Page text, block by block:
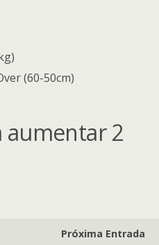
(60-50cm)
aumentar 2
Próxima Entrada